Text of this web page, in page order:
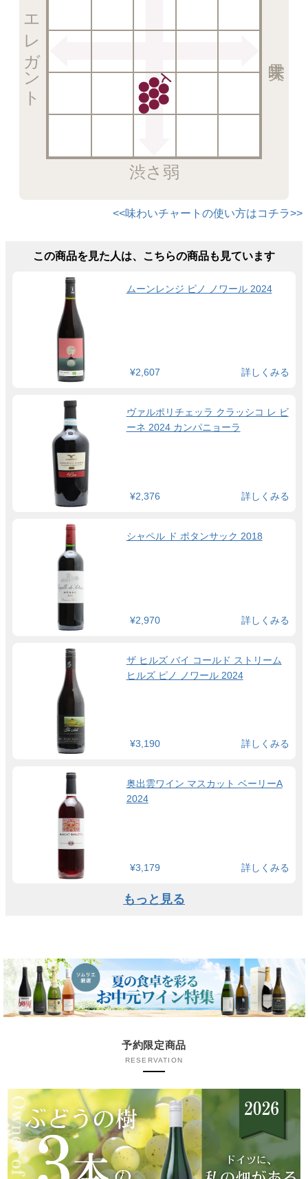
渋さ弱
エレガント
<<味わいチャートの使い方はコチラ>>
この商品を見た人は、こちらの商品も見ています
ムーンレンジ ピノ ノワール 2024
¥2,607 詳しくみる
ヴァルポリチェッラ クラッシコ レ ビ
ーネ 2024 カンパニョーラ
¥2,376 詳しくみる
シャペル ド ポタンサック 2018
¥2,970 詳しくみる
ザ ヒルズ バイ コールド ストリーム
ヒルズ ピノ ノワール 2024
¥3,190 詳しくみる
奥出雲ワイン マスカット ベーリーA
2024
¥3,179 詳しくみる
もっと見る
予約限定商品
RESERVATION